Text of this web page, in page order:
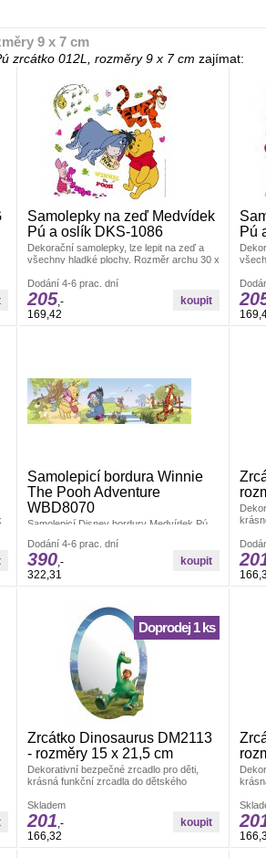
9 x 7 cm
zrcátko 012L, rozměry 9 x 7 cm zajímat:
Samolepky na zeď Medvídek
Pú a oslík DKS-1086
Dekorační samolepky, lze lepit na zeď a
všechny hladké plochy. Rozměr archu 30 x
opakovaně. nálepky se aplikují jednotlivě.
Záleží jen na Vás, jak pokojíček
vydekorujete. Materiál bez ftalátů.
Vyrobeno v ČR.
Dodání 4-6 prac. dní
205 ,-
169,42
Pú
Samolepicí bordura Winnie
The Pooh Adventure
WBD8070
Samolepicí Disney bordury Medvídek Pú.
dekoraci zdí a jiných hladkých ploch. Po
odstranění nezanechávají stopy. Český
výrobek.
Dodání 4-6 prac. dní
390,-
322,31
Zrcátko Dinosaurus DM2113
- rozměry 15 x 21,5 cm
Dekorativní bezpečné zrcadlo pro děti,
krásná funkční zrcadla do dětského
Rozměry: 15x21,5 cm.
Doprodej 1 ks
Skladem
201,-
166,32